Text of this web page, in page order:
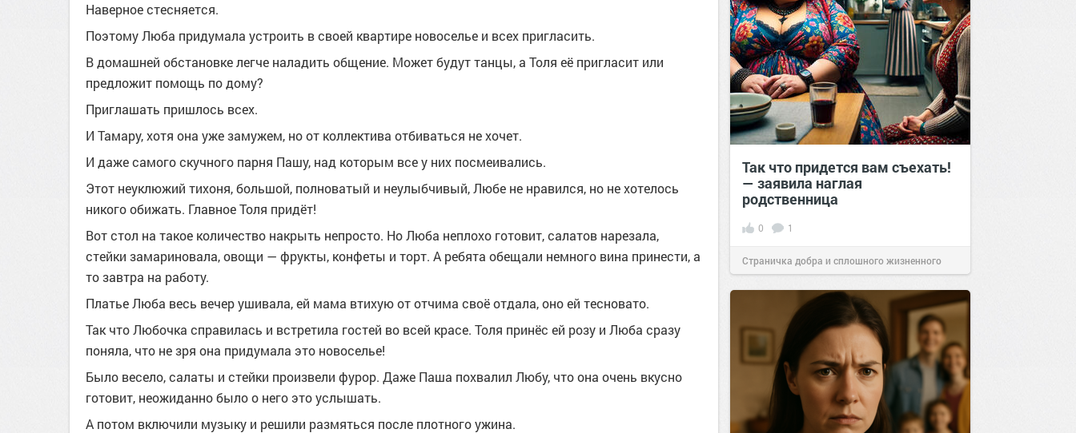
Наверное стесняется.
Поэтому Люба придумала устроить в своей квартире новоселье и всех пригласить.
В домашней обстановке легче наладить общение. Может будут танцы, а Толя её пригласит или
предложит помощь по дому?
Приглашать пришлось всех.
И Тамару, хотя она уже замужем, но от коллектива отбиваться не хочет.
И даже самого скучного парня Пашу, над которым все у них посмеивались.
Этот неуклюжий тихоня, большой, полноватый и неулыбчивый, Любе не нравился, но не хотелось
никого обижать. Главное Толя придёт!
Вот стол на такое количество накрыть непросто. Но Люба неплохо готовит, салатов нарезала,
стейки замариновала, овощи — фрукты, конфеты и торт. А ребята обещали немного вина принести, а
то завтра на работу.
Платье Люба весь вечер ушивала, ей мама втихую от отчима своё отдала, оно ей тесновато.
Так что Любочка справилась и встретила гостей во всей красе. Толя принёс ей розу и Люба сразу
поняла, что не зря она придумала это новоселье!
Было весело, салаты и стейки произвели фурор. Даже Паша похвалил Любу, что она очень вкусно
готовит, неожиданно было о него это услышать.
А потом включили музыку и решили размяться после плотного ужина.
Так что придется вам съехать!
— заявила наглая
родственница
0 1
Страничка добра и сплошного жизненного
позитива!13:4021 сен 2024